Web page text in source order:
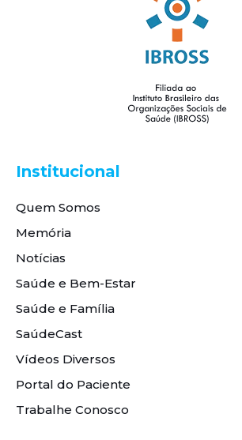
Institucional
Quem Somos
Memória
Notícias
Saúde e Bem-Estar
Saúde e Família
SaúdeCast
Vídeos Diversos
Portal do Paciente
Trabalhe Conosco